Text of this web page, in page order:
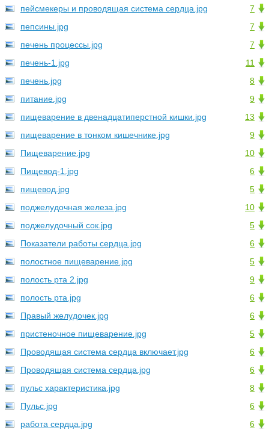
7
пейсмекеры и проводящая система сердца.jpg
7
пепсины.jpg
7
печень процессы.jpg
11
печень-1.jpg
8
печень.jpg
9
питание.jpg
13
пищеварение в двенадцатиперстной кишки.jpg
9
пищеварение в тонком кишечнике.jpg
10
Пищеварение.jpg
6
Пищевод-1.jpg
5
пищевод.jpg
10
поджелудочная железа.jpg
5
поджелудочный сок.jpg
6
Показатели работы сердца.jpg
5
полостное пищеварение.jpg
9
полость рта 2.jpg
6
полость рта.jpg
6
Правый желудочек.jpg
5
пристеночное пищеварение.jpg
6
Проводящая система сердца включает.jpg
6
Проводящая система сердца.jpg
8
пульс характеристика.jpg
6
Пульс.jpg
6
работа сердца.jpg